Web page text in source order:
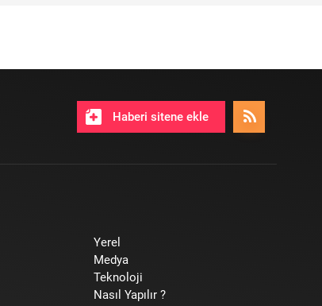
Haberi sitene ekle
Yerel
Medya
Teknoloji
Nasıl Yapılır ?